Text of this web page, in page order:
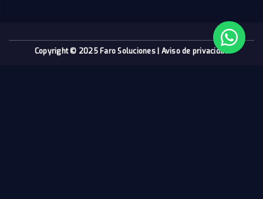
Copyright © 2025 Faro Soluciones | Aviso de privacidad